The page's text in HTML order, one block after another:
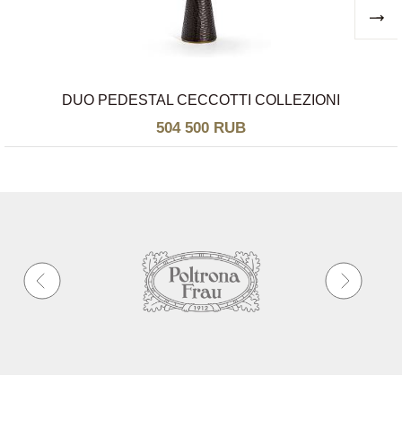
DUO PEDESTAL CECCOTTI COLLEZIONI
504 500 RUB